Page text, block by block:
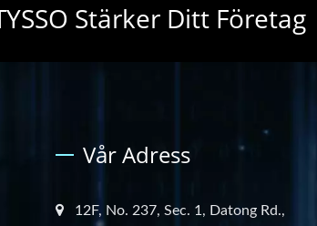
Stärker Ditt Företag
Vår Adress
12F, No. 237, Sec. 1, Datong Rd.,